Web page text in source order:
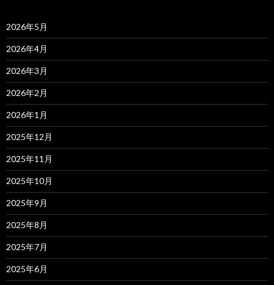
2026年5月
2026年4月
2026年3月
2026年2月
2026年1月
2025年12月
2025年11月
2025年10月
2025年9月
2025年8月
2025年7月
2025年6月